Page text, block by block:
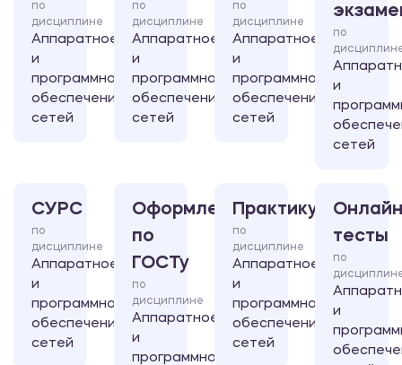
по
дисциплине
Аппаратное
и
программное
обеспечение
сетей
по
дисциплине
Аппаратное
и
программное
обеспечение
сетей
по
дисциплине
Аппаратное
и
программное
обеспечение
сетей
по
и
сетей
СУРС
по
дисциплине
Аппаратное
и
программное
обеспечение
сетей
Оформление
по
ГОСТу
по
дисциплине
Аппаратное
и
программное
Практикум
по
дисциплине
Аппаратное
и
программное
обеспечение
сетей
тесты
по
и